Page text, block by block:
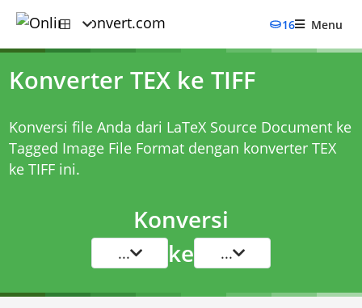
16 Menu
Konverter TEX ke TIFF
Konversi file Anda dari LaTeX Source Document ke
Tagged Image File Format dengan konverter TEX
ke TIFFini.
Konversi
... ke ...